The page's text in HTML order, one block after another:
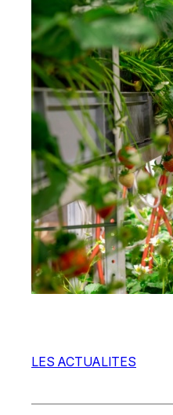
LES ACTUALITES